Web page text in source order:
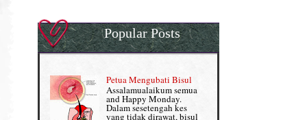
OSTEMATRIX
Pantang Larang dalam Pengambilan
Vitamin
Penjagaan Rambut: Prosante Hair Care
Persediaan Haji & Umrah
Normal VS Czer
Pemakanan Semasa Hamil
Penyusuan Bayi
Perkembangan Minda Bayi
Popular Posts
Petua Mengubati Bisul
Assalamualaikum semua
and Happy Monday.
Dalam sesetengah kes
yang tidak dirawat, bisul